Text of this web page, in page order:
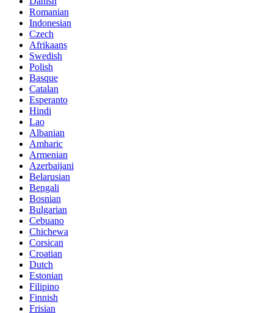
Romanian
Indonesian
Czech
Afrikaans
Swedish
Polish
Basque
Catalan
Esperanto
Hindi
Lao
Albanian
Amharic
Armenian
Azerbaijani
Belarusian
Bengali
Bosnian
Bulgarian
Cebuano
Chichewa
Corsican
Croatian
Dutch
Estonian
Filipino
Finnish
Frisian